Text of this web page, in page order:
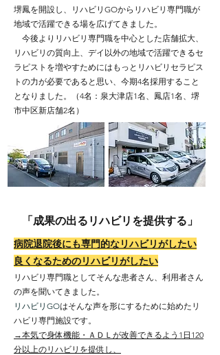
堺鳳を開設し、リハビリGOからリハビリ専門職が
地域で活躍できる場を広げてきました。
今後よりリハビリ専門職を中心とした店舗拡大、
リハビリの質向上、デイ以外の地域で活躍できるセ
ラピストを増やすためにはもっとリハビリセラピス
トの力が必要であると思い、今期4名採用すること
となりました。（4名：泉大津店1名、鳳店1名、堺
市中区新店舗2名）
「成果の出るリハビリを提供する」
病院退院後にも専門的なリハビリがしたい
良くなるためのリハビリがしたい
リハビリ専門職としてそんな患者さん、利用者さん
の声を聞いてきました。
リハビリGOはそんな声を形にするために始めたリ
ハビリ専門施設です。
→本気で身体機能・ＡＤＬが改善できるよう1日120
分以上のリハビリを提供し、